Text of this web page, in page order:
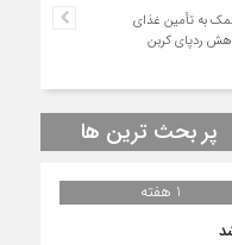
به تأمین غذای
ردپای کربن
پر بحث ترین ها
1 هفته